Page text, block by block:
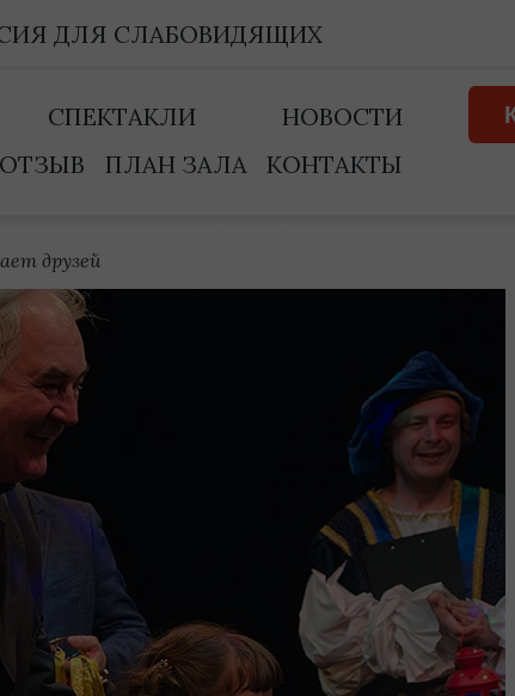
ДЛЯ СЛАБОВИДЯЩИХ
СПЕКТАКЛИ
НОВОСТИ
ПЛАН ЗАЛА КОНТАКТЫ
друзей